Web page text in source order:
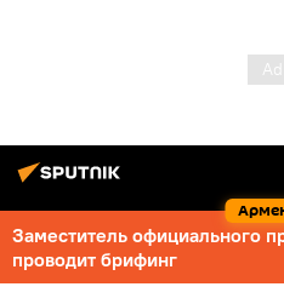
Заместитель официального
проводит брифинг